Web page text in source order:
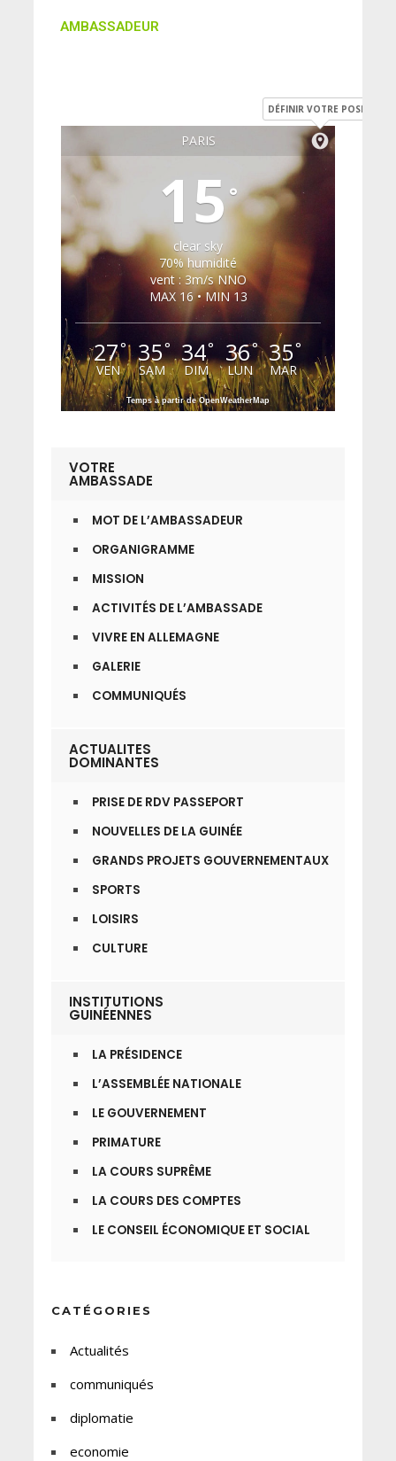
AMBASSADEUR
PARIS
DÉFINIR VOTRE POSITION
15°
clear sky
70% humidité
vent : 3m/s NNO
MAX 16 • MIN 13
27°
VEN
35°
SAM
34°
DIM
36°
LUN
35°
MAR
Temps à partir de OpenWeatherMap
VOTRE
AMBASSADE
MOT DE L’AMBASSADEUR
ORGANIGRAMME
MISSION
ACTIVITÉS DE L’AMBASSADE
VIVRE EN ALLEMAGNE
GALERIE
COMMUNIQUÉS
ACTUALITES
DOMINANTES
PRISE DE RDV PASSEPORT
NOUVELLES DE LA GUINÉE
GRANDS PROJETS GOUVERNEMENTAUX
SPORTS
LOISIRS
CULTURE
INSTITUTIONS
GUINÉENNES
LA PRÉSIDENCE
L’ASSEMBLÉE NATIONALE
LE GOUVERNEMENT
PRIMATURE
LA COURS SUPRÊME
LA COURS DES COMPTES
LE CONSEIL ÉCONOMIQUE ET SOCIAL
CATÉGORIES
Actualités
communiqués
diplomatie
economie